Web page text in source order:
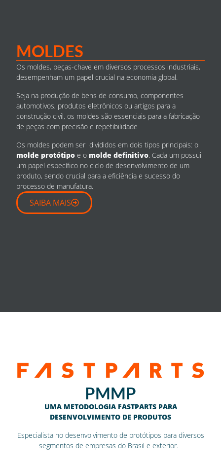
MOLDES
Os moldes, peças-chave em diversos processos industriais,
desempenham um papel crucial na economia global.
Seja na produção de bens de consumo, componentes
automotivos, produtos eletrônicos ou artigos para a
construção civil, os moldes são essenciais para a fabricação
de peças com precisão e repetibilidade
Os moldes podem ser divididos em dois tipos principais: o
molde protótipoe o molde definitivo. Cada um possui
um papel específico no ciclo de desenvolvimento de um
produto, sendo crucial para a eficiência e sucesso do
processo de manufatura.
SAIBA MAIS
PMMP
UMA METODOLOGIA FASTPARTS PARA
DESENVOLVIMENTO DE PRODUTOS
Especialista no desenvolvimento de protótipos para diversos
segmentos de empresas do Brasil e exterior.